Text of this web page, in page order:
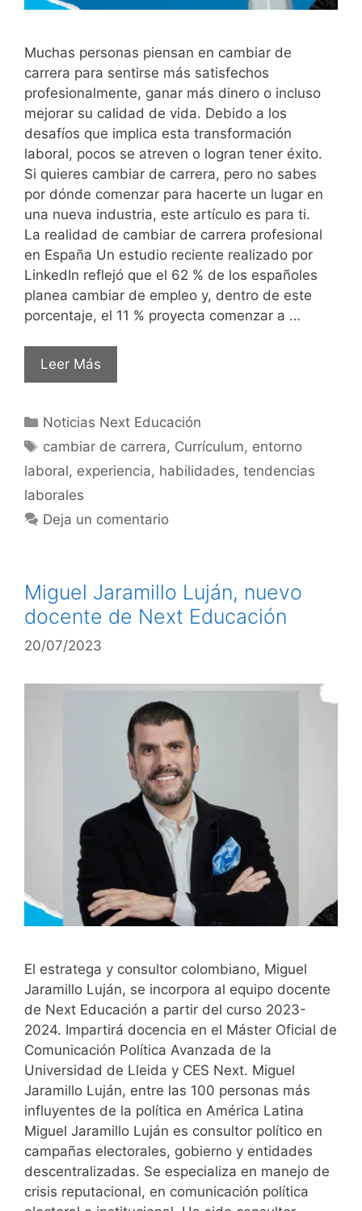
Muchas personas piensan en cambiar de
carrera para sentirse más satisfechos
profesionalmente, ganar más dinero o incluso
mejorar su calidad de vida. Debido a los
desafíos que implica esta transformación
laboral, pocos se atreven o logran tener éxito.
Si quieres cambiar de carrera, pero no sabes
por dónde comenzar para hacerte un lugar en
una nueva industria, este artículo es para ti.
La realidad de cambiar de carrera profesional
en España Un estudio reciente realizado por
LinkedIn reflejó que el 62 % de los españoles
planea cambiar de empleo y, dentro de este
porcentaje, el 11 % proyecta comenzar a …
Leer Más
Noticias Next Educación
cambiar de carrera, Currículum, entorno
laboral, experiencia, habilidades, tendencias
laborales
Deja un comentario
Miguel Jaramillo Luján, nuevo
docente de Next Educación
20/07/2023
El estratega y consultor colombiano, Miguel
Jaramillo Luján, se incorpora al equipo docente
de Next Educación a partir del curso 2023-
2024. Impartirá docencia en el Máster Oficial de
Comunicación Política Avanzada de la
Universidad de Lleida y CES Next. Miguel
Jaramillo Luján, entre las 100 personas más
influyentes de la política en América Latina
Miguel Jaramillo Luján es consultor político en
campañas electorales, gobierno y entidades
descentralizadas. Se especializa en manejo de
crisis reputacional, en comunicación política